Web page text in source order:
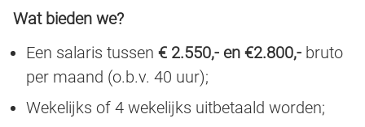
Wat bieden we?
Een salaris tussen € 2.550,- en €2.800,- bruto
per maand (o.b.v. 40 uur);
Wekelijks of 4 wekelijks uitbetaald worden;